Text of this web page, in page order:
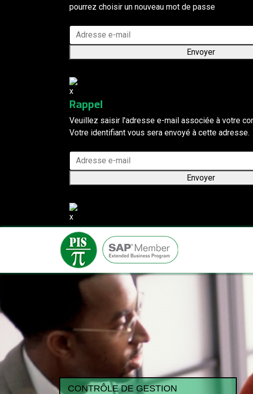
pourrez choisir un nouveau mot de passe
Envoyer
Rappel
Veuillez saisir l'adresse e-mail associée à votre
Votre identifiant vous sera envoyé à cette adresse.
Envoyer
CONTRÔLE DE GESTION